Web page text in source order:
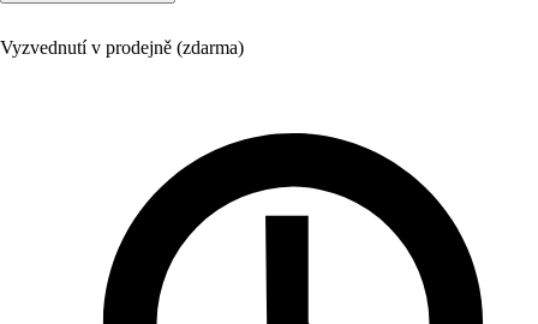
Vyzvednutí v prodejně (zdarma)